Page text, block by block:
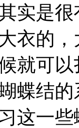
实是
衣的
就可
蝶结
这一